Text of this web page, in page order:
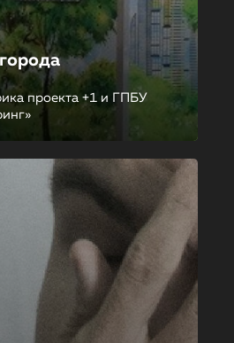
проекта +1 и ГПБУ